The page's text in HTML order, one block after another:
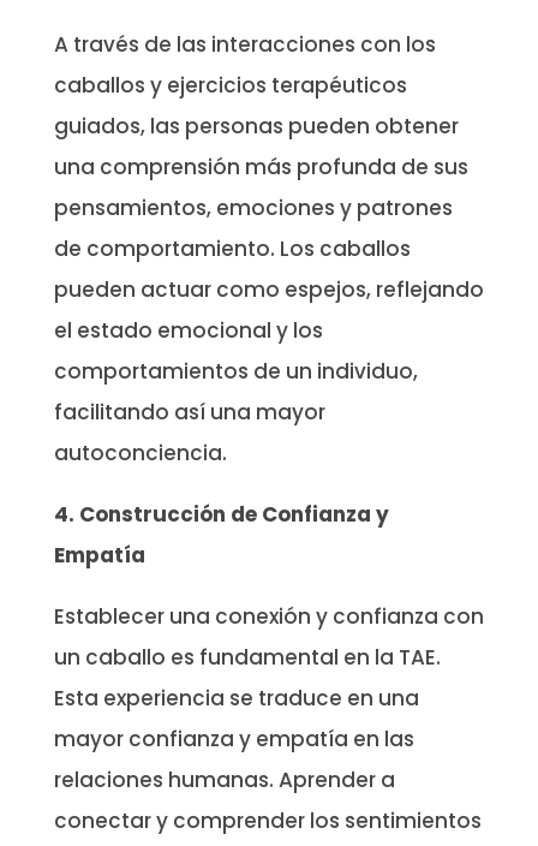
A través de las interacciones con los
caballos y ejercicios terapéuticos
guiados, las personas pueden obtener
una comprensión más profunda de sus
pensamientos, emociones y patrones
de comportamiento. Los caballos
pueden actuar como espejos, reflejando
el estado emocional y los
comportamientos de un individuo,
facilitando así una mayor
autoconciencia.
4. Construcción de Confianza y
Empatía
Establecer una conexión y confianza con
un caballo es fundamental en la TAE.
Esta experiencia se traduce en una
mayor confianza y empatía en las
relaciones humanas. Aprender a
conectar y comprender los sentimientos